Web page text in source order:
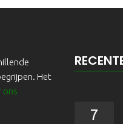
Het
ons
7